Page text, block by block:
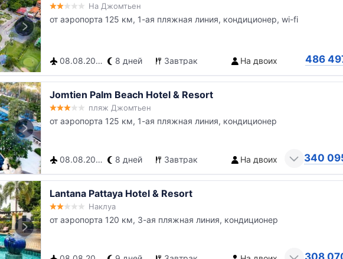
На Джомтьен
от аэропорта 125 км, 1-ая пляжная линия, кондиционер, wi-fi
08.08.2026 8 дней Завтрак На двоих 486
Jomtien Palm Beach Hotel & Resort
пляж Джомтьен
от аэропорта 125 км, 1-ая пляжная линия, кондиционер
08.08.2026 8 дней Завтрак На двоих 340
Lantana Pattaya Hotel & Resort
Наклуа
от аэропорта 120 км, 3-ая пляжная линия, кондиционер
308